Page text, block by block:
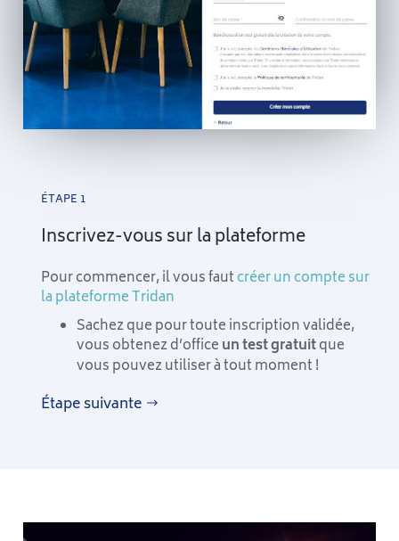
ÉTAPE 1
Inscrivez-vous sur la plateforme
Pour commencer, il vous fautcréer un compte sur
la plateforme Tridan
Sachez que pour toute inscription validée,
vous obtenez d’officeun test gratuitque
vous pouvez utiliser à tout moment !
Étape suivante